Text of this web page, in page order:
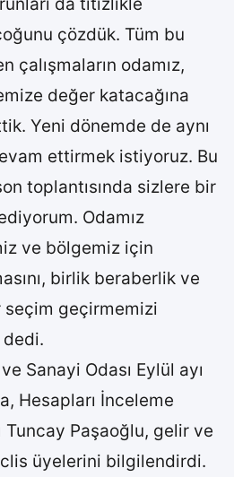
çözdük. Tüm bu
çalışmaların odamız,
değer katacağına
Yeni dönemde de aynı
ettirmek istiyoruz. Bu
toplantısında sizlere bir
Odamız
ve bölgemiz için
birlik beraberlik ve
geçirmemizi
Sanayi Odası Eylül ayı
Hesapları İnceleme
Tuncay Paşaoğlu, gelir ve
üyelerini bilgilendirdi.